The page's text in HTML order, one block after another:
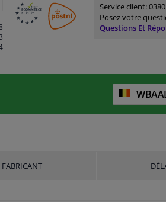
Service client:
Posez votre
Questions Et
FABRICANT